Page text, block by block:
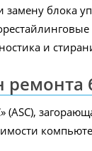
замену блока
и
ремонта
(ASC),